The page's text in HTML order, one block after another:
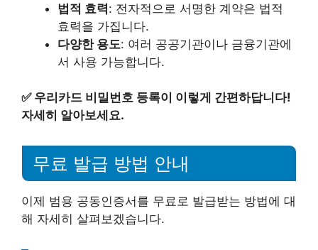
법적 효력: 전자적으로 서명한 계약은 법적
효력을 가집니다.
다양한 용도: 여러 공공기관이나 금융기관에
서 사용 가능합니다.
✅ 우리카드 비밀번호 등록이 이렇게 간편하답니다!
자세히 알아보세요.
무료 발급 방법 안내
이제 범용 공동인증서를 무료로 발급받는 방법에 대
해 자세히 살펴보겠습니다.